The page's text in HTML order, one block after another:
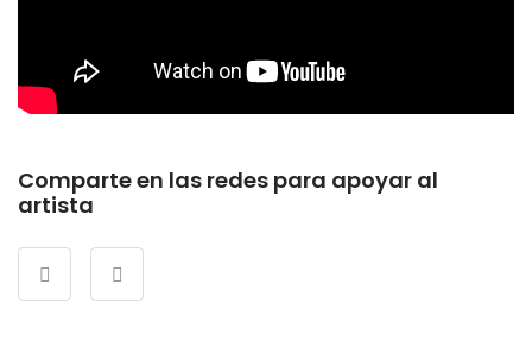
Comparte en las redes para apoyar al
artista